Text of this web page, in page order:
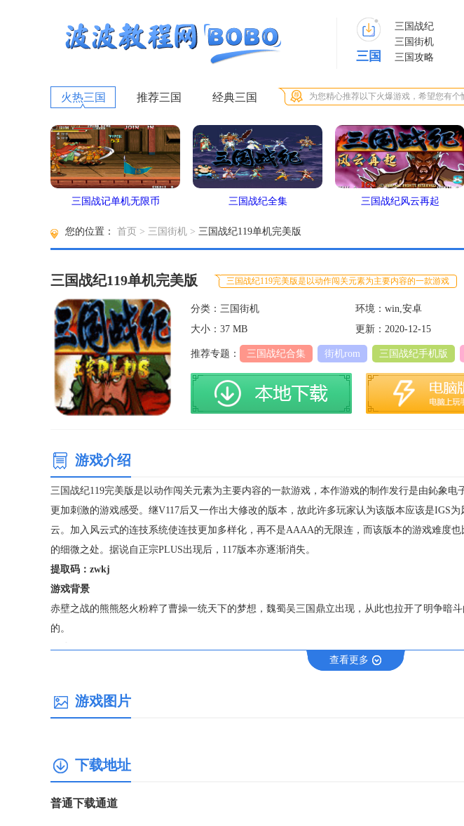
三国
三国战纪
三国街机
三国攻略
火热三国 推荐三国 经典三国 为您精心推荐以下火爆游戏，希望您有个
三国战记单机无限币 三国战纪全集 三国战纪风云再起
您的位置： 首页 > 三国街机 > 三国战纪119单机完美版
三国战纪119单机完美版 三国战纪119完美版是以动作闯关元素为主要内容的一款游戏
分类：三国街机 环境：win,安卓
大小：37 MB
更新：2020-12-15
推荐专题： 三国战纪合集 街机rom 三国战纪手机版
游戏介绍
三国战纪119完美版是以动作闯关元素为主要内容的一款游戏，本作游戏的制作发行是由鈊象电
更加刺激的游戏感受。继V117后又一作出大修改的版本，故此许多玩家认为该版本应该是IGS
云。加入风云式的连技系统使连技更加多样化，再不是AAAA的无限连，而该版本的游戏难度
的细微之处。据说自正宗PLUS出现后，117版本亦逐渐消失。
提取码：zwkj
游戏背景
赤壁之战的熊熊怒火粉粹了曹操一统天下的梦想，魏蜀吴三国鼎立出现，从此也拉开了明争暗
的。
游戏攻略
娃、援军令），然后1P使用天书，2P同时使用特殊道具，成功的话就会解除放天书时不能使用
119里无法看到它的释放过程，在风云再起里可以清楚的看到，在放书的时候是人物把书丢到天
间，放其他宝物来破开同类道具无法同时释放的效果，制造BUG出现无限天书。
捡取冰剑火剑
查看更多
游戏图片
下载地址
普通下载通道